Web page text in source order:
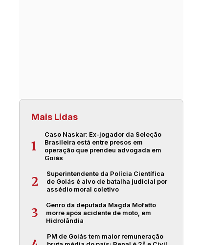
Mais Lidas
1
Caso Naskar: Ex-jogador da Seleção
Brasileira está entre presos em
operação que prendeu advogada em
Goiás
2
Superintendente da Polícia Científica
de Goiás é alvo de batalha judicial por
assédio moral coletivo
3
Genro da deputada Magda Mofatto
morre após acidente de moto, em
Hidrolândia
PM de Goiás tem maior remuneração